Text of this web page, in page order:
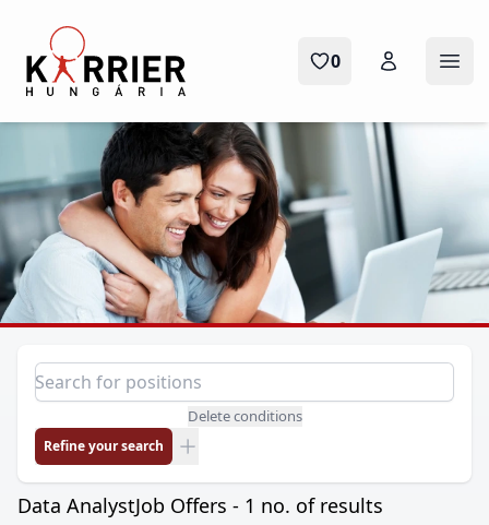
Karrier Hungária
0
Position search
Delete conditions
Refine your search
Data AnalystJob Offers - 1 no. of results